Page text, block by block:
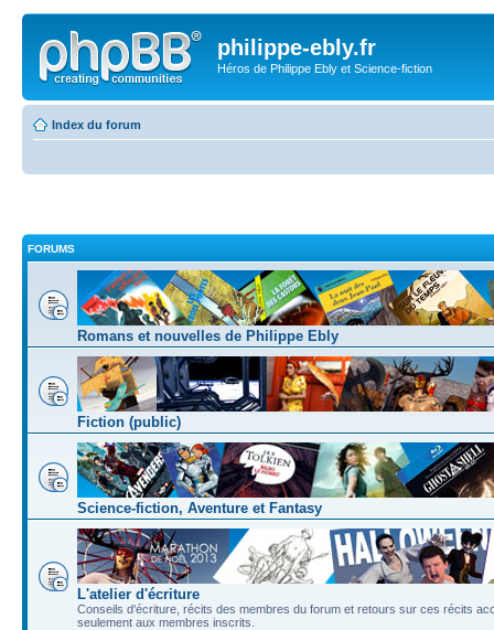
philippe-ebly.fr
Héros de Philippe Ebly et Science-fiction
Index du forum
FORUMS
Romans et nouvelles de Philippe Ebly
Fiction (public)
Science-fiction, Aventure et Fantasy
L'atelier d'écriture
Conseils d'écriture, récits des membres du forum et retours sur ces récits
seulement aux membres inscrits.